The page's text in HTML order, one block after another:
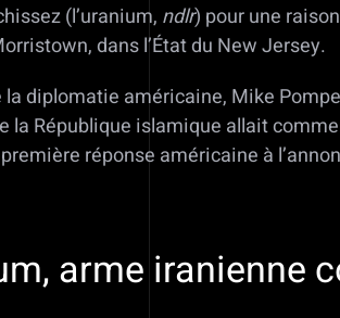
(l’uranium, ndlr) pour une
dans l’État du New Jersey.
la diplomatie américaine, Mike
République islamique allait
réponse américaine à
arme